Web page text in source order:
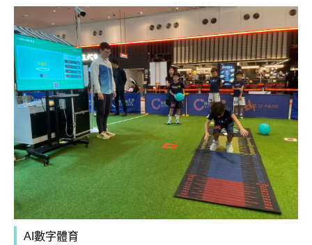
AI數字體育